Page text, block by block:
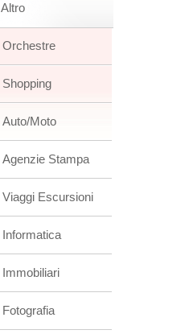
Altro
Orchestre
Shopping
Auto/Moto
Agenzie Stampa
Viaggi Escursioni
Informatica
Immobiliari
Fotografia